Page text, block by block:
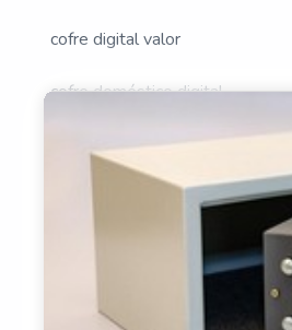
cofre digital valor
cofre doméstico digital
cofre eletrônico com chave
cofre eletrônico executivo
cofre eletrônico inteligente
comprar cofre digital